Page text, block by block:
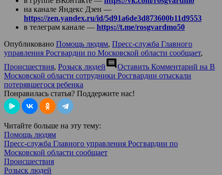
на канале Яндекс Дзен —
https://zen.yandex.ru/id/5d91a6de3d873600b11d9553
в телеграм канале — https://t.me/rosgvardmo50
Опубликовано Помощь людям, Пресс-служба Главного
управления Росгвардии по Московской области сообщает,
Происшествия, Розыск людейcomment Оставить Комментарий на В
Московской области сотрудники Росгвардии отыскали
потерявшегося ребенка
Понравилась статья? Поддержите нас!
Читайте больше на эту тему:
Помощь людям
Пресс-служба Главного управления Росгвардии по
Московской области сообщает
Происшествия
Розыск людей